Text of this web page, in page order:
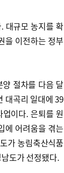
대규모 농지를 확
을 이전하는 정부
절차를 다음 달
대곡리 일대에 39
이다. 은퇴를 원
에 어려움을 겪는
가 농림축산식품
도가 선정됐다.